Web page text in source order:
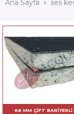
Ana Sayfa ses
66 MM ÇIFT BARIYERLI